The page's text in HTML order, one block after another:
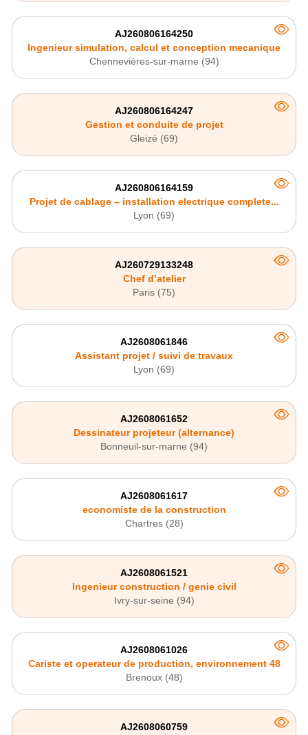
AJ260806164250
Ingenieur simulation, calcul et conception mecanique
Chennevières-sur-marne (94)
AJ260806164247
Gestion et conduite de projet
Gleizé (69)
AJ260806164159
Projet de cablage – installation electrique complete...
Lyon (69)
AJ260729133248
Chef d’atelier
Paris (75)
AJ2608061846
Assistant projet / suivi de travaux
Lyon (69)
AJ2608061652
Dessinateur projeteur (alternance)
Bonneuil-sur-marne (94)
AJ2608061617
economiste de la construction
Chartres (28)
AJ2608061521
Ingenieur construction / genie civil
Ivry-sur-seine (94)
AJ2608061026
Cariste et operateur de production, environnement 48
Brenoux (48)
AJ2608060759